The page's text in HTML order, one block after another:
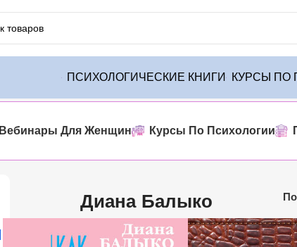
ПСИХОЛОГИЧЕСКИЕ КНИГИ КУРСЫ ПО
Вебинары Для Женщин Курсы По Психологии
Диана Балыко